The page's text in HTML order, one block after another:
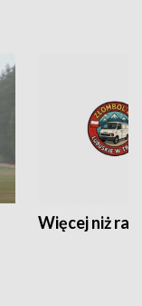
Więcej niż rajd